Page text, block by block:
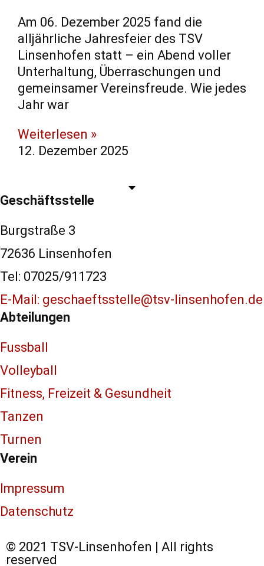
Am 06. Dezember 2025 fand die
alljährliche Jahresfeier des TSV
Linsenhofen statt – ein Abend voller
Unterhaltung, Überraschungen und
gemeinsamer Vereinsfreude. Wie jedes
Jahr war
Weiterlesen »
12. Dezember 2025
Geschäftsstelle
Burgstraße 3
72636 Linsenhofen
Tel: 07025/911723
E-Mail: geschaeftsstelle@tsv-linsenhofen.de
Abteilungen
Fussball
Volleyball
Fitness, Freizeit & Gesundheit
Tanzen
Turnen
Verein
Impressum
Datenschutz
© 2021 TSV-Linsenhofen | All rights
reserved